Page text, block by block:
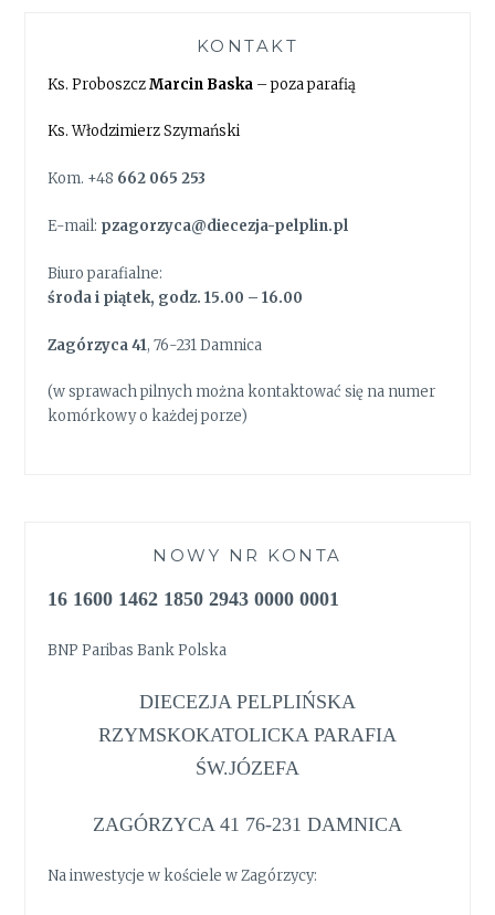
KONTAKT
Ks. ProboszczMarcin Baska – poza parafią
Ks. Włodzimierz Szymański
Kom. +48 662 065 253
E-mail: pzagorzyca@diecezja-pelplin.pl
Biuro parafialne:
środa i piątek, godz. 15.00 – 16.00
Zagórzyca 41, 76-231 Damnica
(w sprawach pilnych można kontaktować się na numer
komórkowy o każdej porze)
NOWY NR KONTA
16 1600 1462 1850 2943 0000 0001
BNP Paribas Bank Polska
DIECEZJA PELPLIŃSKA
RZYMSKOKATOLICKA PARAFIA
ŚW.JÓZEFA
ZAGÓRZYCA 41 76-231 DAMNICA
Na inwestycje w kościele w Zagórzycy: